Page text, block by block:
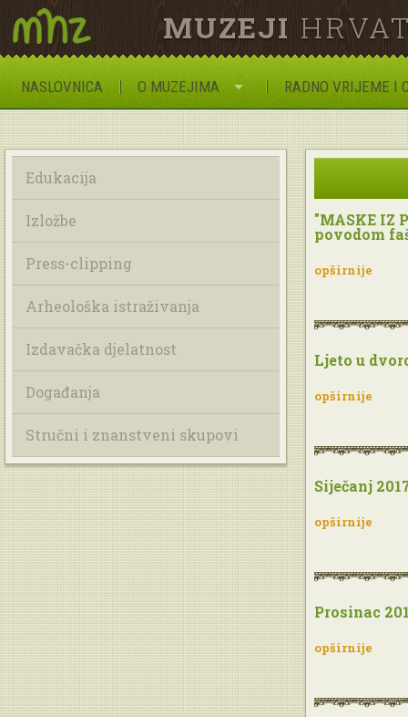
MUZEJI
NASLOVNICA O MUZEJIMA RADNO VRIJEME I
Edukacija
Izložbe
Press-clipping
Arheološka istraživanja
Izdavačka djelatnost
Događanja
Stručni i znanstveni skupovi
"MASKE IZ
povodom
opširnije
Ljeto u
opširnije
Siječanj
opširnije
Prosinac
opširnije